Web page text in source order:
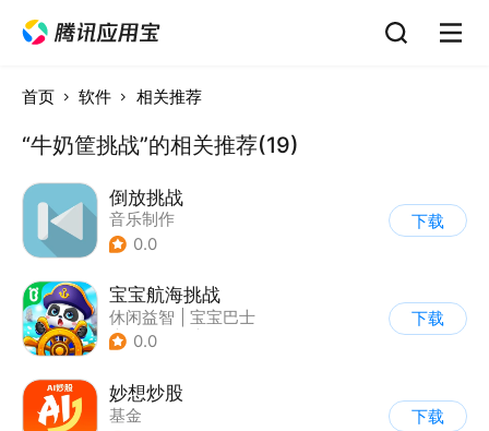
首页 软件 相关推荐
“牛奶筐挑战”的相关推荐(19)
倒放挑战
音乐制作
0.0
下载
宝宝航海挑战
休闲益智
宝宝巴士
| 学习教育
0.0
下载
妙想炒股
基金
下载